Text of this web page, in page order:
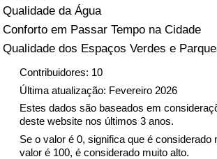
Qualidade da Água
Conforto em Passar Tempo na Cidade
Qualidade dos Espaços Verdes e
Contribuidores: 10
Última atualização: Fevereiro 2026
Estes dados são baseados em
deste website nos últimos 3 anos.
Se o valor é 0, significa que é considerado
valor é 100, é considerado muito alto.
Indicador de Trânsito
Indicador de Trânsito (Atual)
Indicador de Trânsito por País